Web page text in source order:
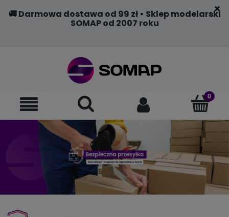
🚚 Darmowa dostawa od 99 zł • Sklep modelarski
SOMAP od 2007 roku